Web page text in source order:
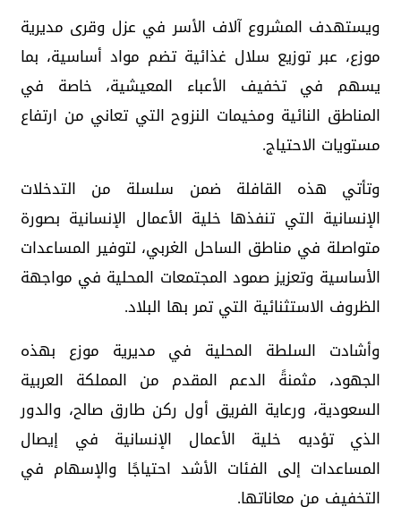
ويستهدف المشروع آلاف الأسر في عزل وقرى مديرية
موزع، عبر توزيع سلال غذائية تضم مواد أساسية، بما
يسهم في تخفيف الأعباء المعيشية، خاصة في
المناطق النائية ومخيمات النزوح التي تعاني من ارتفاع
مستويات الاحتياج.
وتأتي هذه القافلة ضمن سلسلة من التدخلات
الإنسانية التي تنفذها خلية الأعمال الإنسانية بصورة
متواصلة في مناطق الساحل الغربي، لتوفير المساعدات
الأساسية وتعزيز صمود المجتمعات المحلية في مواجهة
الظروف الاستثنائية التي تمر بها البلاد.
وأشادت السلطة المحلية في مديرية موزع بهذه
الجهود، مثمنةً الدعم المقدم من المملكة العربية
السعودية، ورعاية الفريق أول ركن طارق صالح، والدور
الذي تؤديه خلية الأعمال الإنسانية في إيصال
المساعدات إلى الفئات الأشد احتياجًا والإسهام في
التخفيف من معاناتها.